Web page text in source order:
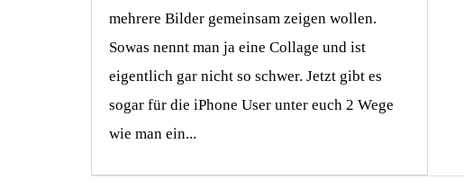
mehrere Bilder gemeinsam zeigen wollen.
Sowas nennt man ja eine Collage und ist
eigentlich gar nicht so schwer. Jetzt gibt es
sogar für die iPhone User unter euch 2 Wege
wie man ein...